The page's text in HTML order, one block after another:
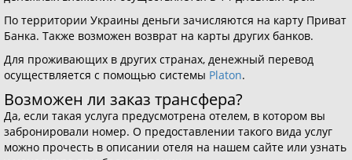
По территории Украины деньги зачисляются на карту Приват
Банка. Также возможен возврат на карты других банков.
Для проживающих в других странах, денежный перевод
осуществляется с помощью системы Platon.
Возможен ли заказ трансфера?
Да, если такая услуга предусмотрена отелем, в котором вы
забронировали номер. О предоставлении такого вида услуг
можно прочесть в описании отеля на нашем сайте или узнать